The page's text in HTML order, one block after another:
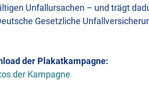
Unfallursachen – und trägt
Gesetzliche
der Plakatkampagne:
der Kampagne